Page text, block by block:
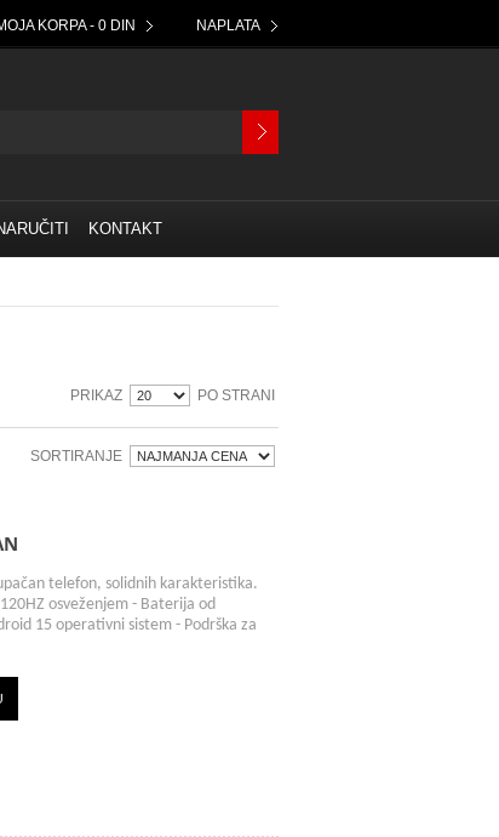
KORPA - 0 DIN NAPLATA
KONTAKT
PRIKAZ PO STRANI
SORTIRANJE
telefon, solidnih karakteristika.
osveženjem - Baterija od
15 operativni sistem - Podrška za